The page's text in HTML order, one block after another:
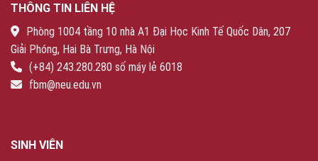
THÔNG TIN LIÊN HỆ
Phòng 1004 tầng 10 nhà A1 Đại Học Kinh Tế Quốc Dân, 207
Giải Phóng, Hai Bà Trưng, Hà Nội
(+84) 243.280.280 số máy lẻ 6018
fbm@neu.edu.vn
SINH VIÊN